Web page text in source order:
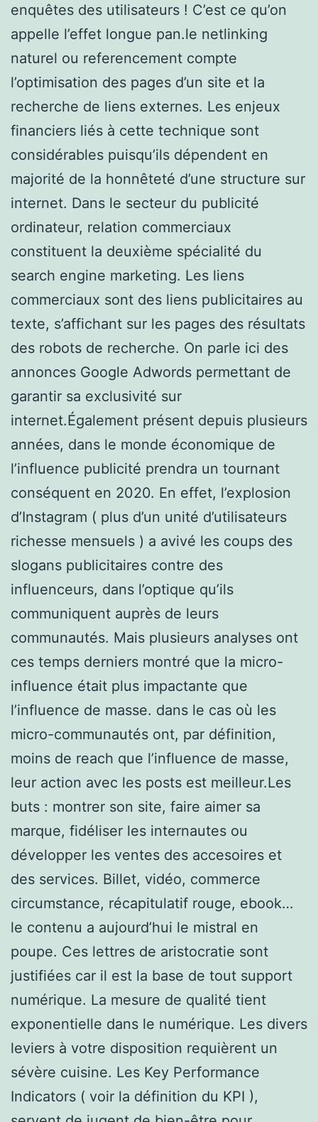
enquêtes des utilisateurs ! C’est ce qu’on
appelle l’effet longue pan.le netlinking
naturel ou referencement compte
l’optimisation des pages d’un site et la
recherche de liens externes. Les enjeux
financiers liés à cette technique sont
considérables puisqu’ils dépendent en
majorité de la honnêteté d’une structure sur
internet. Dans le secteur du publicité
ordinateur, relation commerciaux
constituent la deuxième spécialité du
search engine marketing. Les liens
commerciaux sont des liens publicitaires au
texte, s’affichant sur les pages des résultats
des robots de recherche. On parle ici des
annonces Google Adwords permettant de
garantir sa exclusivité sur
internet.Également présent depuis plusieurs
années, dans le monde économique de
l’influence publicité prendra un tournant
conséquent en 2020. En effet, l’explosion
d’Instagram ( plus d’un unité d’utilisateurs
richesse mensuels ) a avivé les coups des
slogans publicitaires contre des
influenceurs, dans l’optique qu’ils
communiquent auprès de leurs
communautés. Mais plusieurs analyses ont
ces temps derniers montré que la micro-
influence était plus impactante que
l’influence de masse. dans le cas où les
micro-communautés ont, par définition,
moins de reach que l’influence de masse,
leur action avec les posts est meilleur.Les
buts : montrer son site, faire aimer sa
marque, fidéliser les internautes ou
développer les ventes des accesoires et
des services. Billet, vidéo, commerce
circumstance, récapitulatif rouge, ebook…
le contenu a aujourd’hui le mistral en
poupe. Ces lettres de aristocratie sont
justifiées car il est la base de tout support
numérique. La mesure de qualité tient
exponentielle dans le numérique. Les divers
leviers à votre disposition requièrent un
sévère cuisine. Les Key Performance
Indicators ( voir la définition du KPI ),